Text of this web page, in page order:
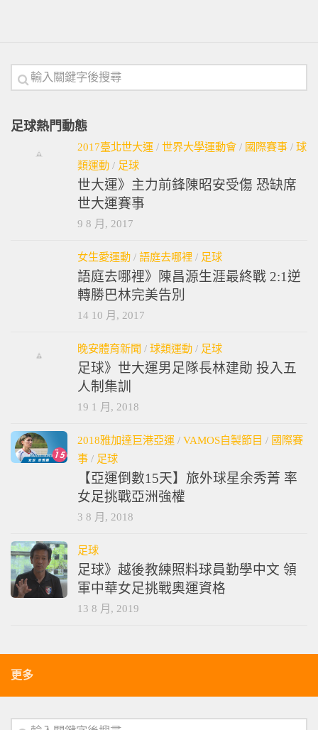
足球熱門動態
2017臺北世大運 / 世界大學運動會 / 國際賽事 / 球
類運動 / 足球
世大運》主力前鋒陳昭安受傷 恐缺席
世大運賽事
9 8 月, 2017
女生愛運動 / 語庭去哪裡 / 足球
語庭去哪裡》陳昌源生涯最終戰 2:1逆
轉勝巴林完美告別
14 10 月, 2017
晚安體育新聞 / 球類運動 / 足球
足球》世大運男足隊長林建勛 投入五
人制集訓
19 1 月, 2018
2018雅加達巨港亞運 / VAMOS自製節目 / 國際賽
事 / 足球
【亞運倒數15天】旅外球星余秀菁 率
女足挑戰亞洲強權
3 8 月, 2018
足球
足球》越後教練照料球員勤學中文 領
軍中華女足挑戰奧運資格
13 8 月, 2019
更多